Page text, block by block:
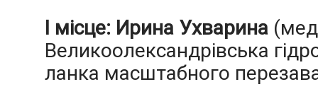
І місце: Ирина Ухварина
Великоолександрівська
ланка масштабного